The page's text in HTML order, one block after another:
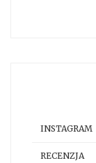
INSTAGRAM
RECENZJA